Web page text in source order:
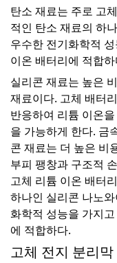
탄소 재료는 주로 고
적인 탄소 재료의 하
우수한 전기화학적
이온 배터리에 적합하
실리콘 재료는 높은
재료이다. 고체 배터
반응하여 리튬 이온
을 가능하게 한다. 금
콘 재료는 더 높은 비
부피 팽창과 구조적
고체 리튬 이온 배터
하나인 실리콘 나노
화학적 성능을 가지
에 적합하다.
고체 전지 분리막